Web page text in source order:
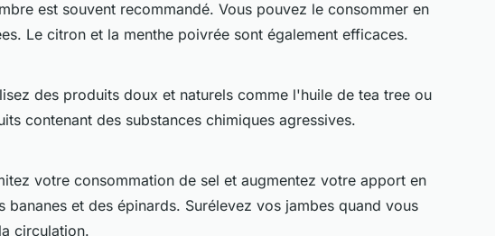
est souvent recommandé. Vous pouvez le consommer en
Le citron et la menthe poivrée sont également efficaces.
des produits doux et naturels comme l'huile de tea tree ou
contenant des substances chimiques agressives.
votre consommation de sel et augmentez votre apport en
bananes et des épinards. Surélevez vos jambes quand vous
circulation.